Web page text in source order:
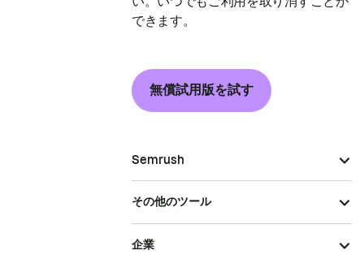
できます。
無償試用版を試す
Semrush
その他のツール
企業